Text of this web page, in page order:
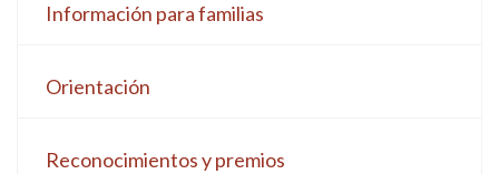
Información para familias
Orientación
Reconocimientos y premios